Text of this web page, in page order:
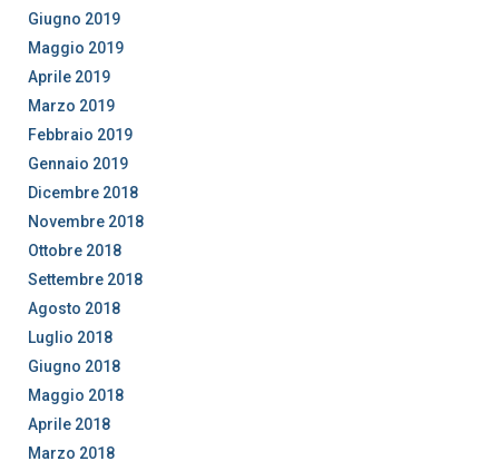
Giugno 2019
Maggio 2019
Aprile 2019
Marzo 2019
Febbraio 2019
Gennaio 2019
Dicembre 2018
Novembre 2018
Ottobre 2018
Settembre 2018
Agosto 2018
Luglio 2018
Giugno 2018
Maggio 2018
Aprile 2018
Marzo 2018